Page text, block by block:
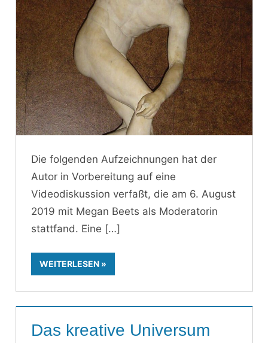
Die folgenden Aufzeichnungen hat der
Autor in Vorbereitung auf eine
Videodiskussion verfaßt, die am 6. August
2019 mit Megan Beets als Moderatorin
stattfand. Eine
WEITERLESEN
Das kreative Universum